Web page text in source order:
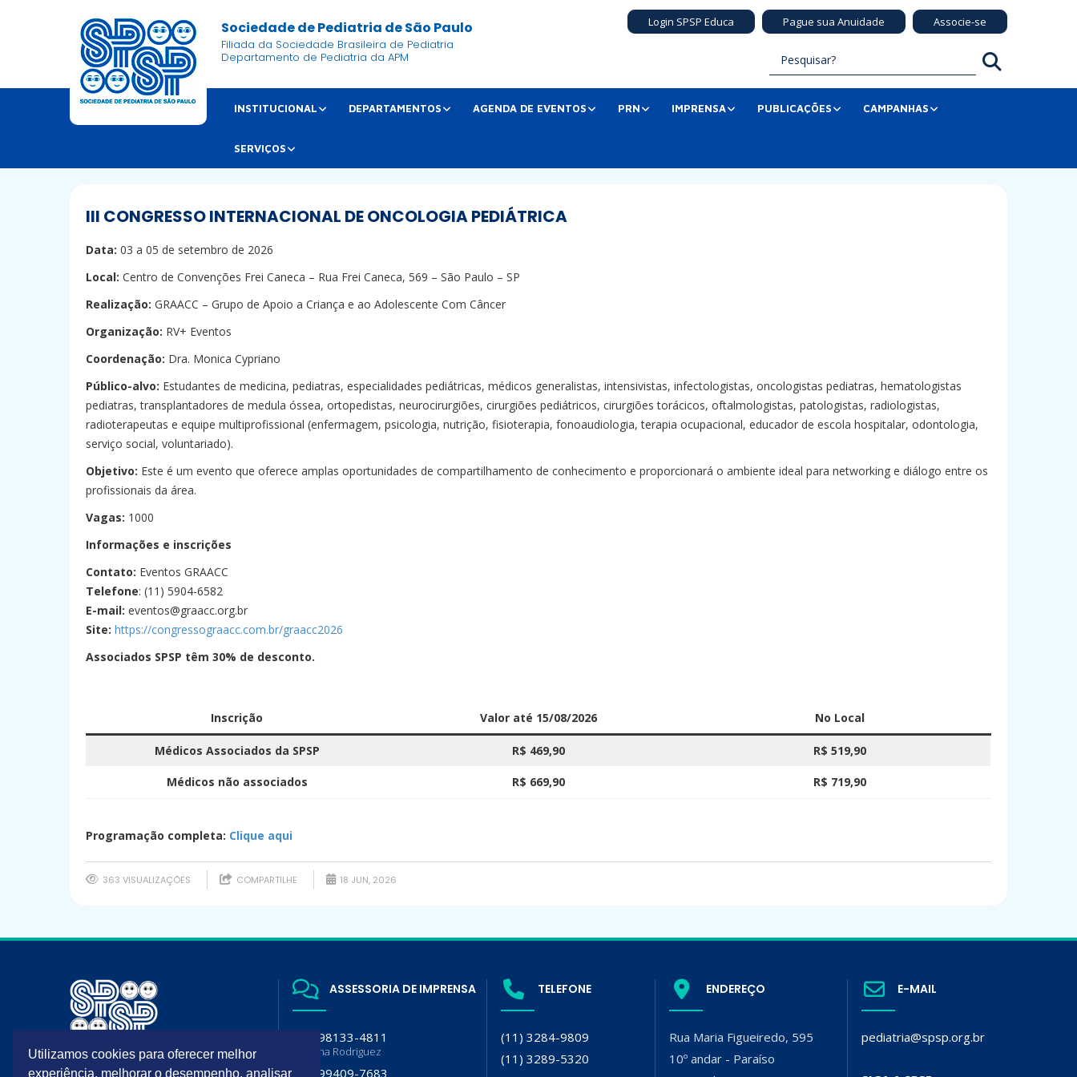
Sociedade de Pediatria de São Paulo
Filiada da Sociedade Brasileira de Pediatria
Departamento de Pediatria da APM
Login SPSP Educa Pague sua Anuidade Associe-se
INSTITUCIONAL DEPARTAMENTOS AGENDA DE EVENTOS PRN IMPRENSA PUBLICAÇÕES CAMPANHAS
SERVIÇOS
III CONGRESSO INTERNACIONAL DE ONCOLOGIA PEDIÁTRICA
Data: 03 a 05 de setembro de 2026
Local: Centro de Convenções Frei Caneca – Rua Frei Caneca, 569 – São Paulo – SP
Realização: GRAACC – Grupo de Apoio a Criança e ao Adolescente Com Câncer
Organização: RV+ Eventos
Coordenação: Dra. Monica Cypriano
Público-alvo: Estudantes de medicina, pediatras, especialidades pediátricas, médicos generalistas, intensivistas, infectologistas, oncologistas pediatras, hematologistas
pediatras, transplantadores de medula óssea, ortopedistas, neurocirurgiões, cirurgiões pediátricos, cirurgiões torácicos, oftalmologistas, patologistas, radiologistas,
radioterapeutas e equipe multiprofissional (enfermagem, psicologia, nutrição, fisioterapia, fonoaudiologia, terapia ocupacional, educador de escola hospitalar, odontologia,
serviço social, voluntariado).
Objetivo: Este é um evento que oferece amplas oportunidades de compartilhamento de conhecimento e proporcionará o ambiente ideal para networking e diálogo entre os
profissionais da área.
Vagas: 1000
Informações e inscrições
Contato: Eventos GRAACC
Telefone: (11) 5904-6582
E-mail: eventos@graacc.org.br
Site: https://congressograacc.com.br/graacc2026
Associados SPSP têm 30% de desconto.
Inscrição Valor até 15/08/2026 No Local
Médicos Associados da SPSP R$ 469,90 R$ 519,90
Médicos não associados R$ 669,90
R$ 719,90
Programação completa: Clique aqui
363 VISUALIZAÇÕES COMPARTILHE 18 JUN, 2026
A SPSP é filiada da Sociedade
ASSESSORIA DE IMPRENSA
(11) 98133-4811
Luciana Rodriguez
(11) 99409-7683
TELEFONE
(11) 3284-9809
(11) 3289-5320
ENDEREÇO
Rua Maria Figueiredo, 595
10º andar - Paraíso
E-MAIL
pediatria@spsp.org.br
Utilizamos cookies para oferecer melhor
experiência, melhorar o desempenho, analisar